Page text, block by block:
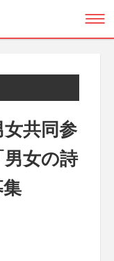
共同参
男女の詩
集